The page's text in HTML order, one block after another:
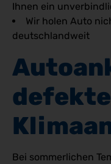
Ihnen ein
Wir holen Auto
deutschlandweit
Bei sommerlichen